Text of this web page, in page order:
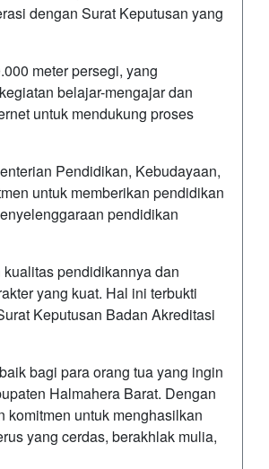
dengan Surat Keputusan yang
meter persegi, yang
belajar-mengajar dan
untuk mendukung proses
Pendidikan, Kebudayaan,
untuk memberikan pendidikan
pendidikan
pendidikannya dan
yang kuat. Hal ini terbukti
Keputusan Badan Akreditasi
bagi para orang tua yang ingin
Halmahera Barat. Dengan
komitmen untuk menghasilkan
yang cerdas, berakhlak mulia,